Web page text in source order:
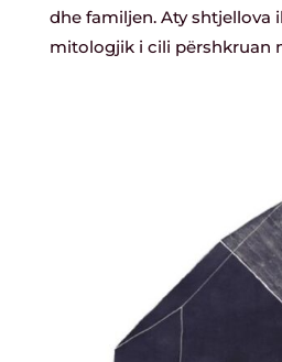
dhe familjen. Aty shtjellova
mitologjik i cili përshkruan